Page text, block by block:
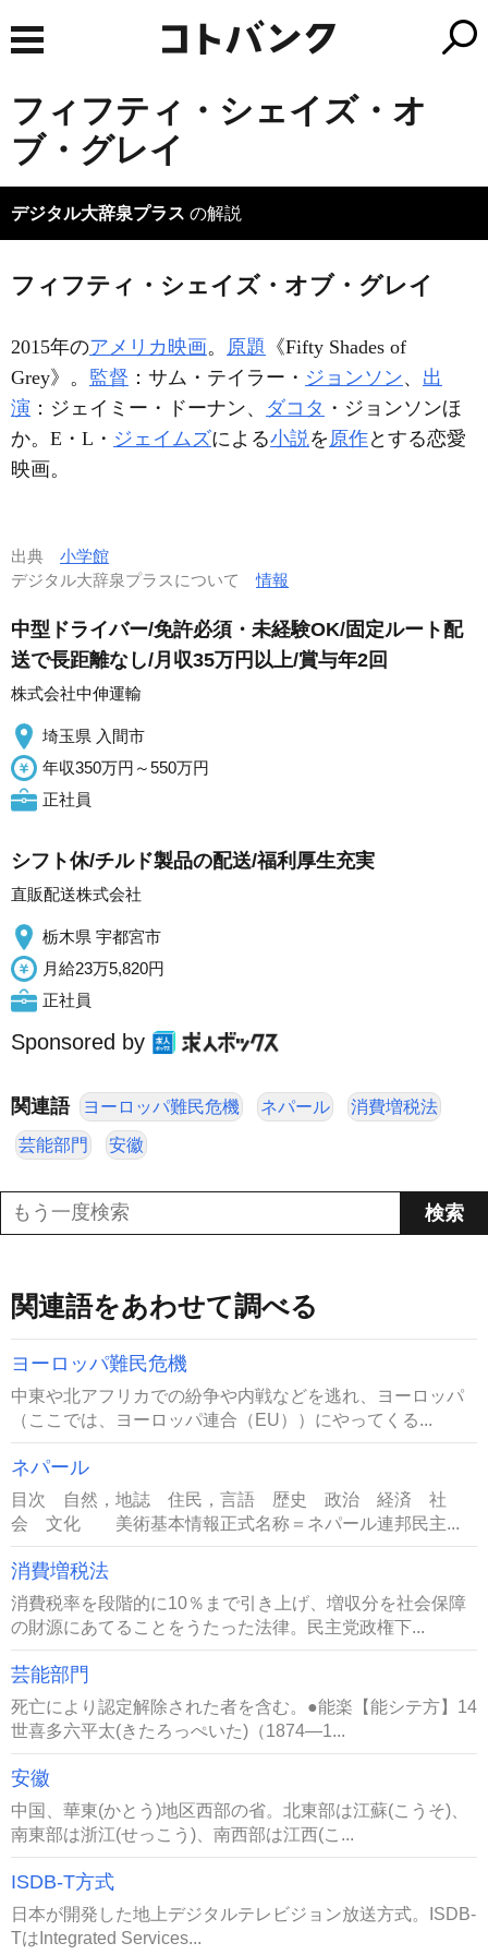
フィフティ・シェイズ・オ
ブ・グレイ
デジタル大辞泉プラス の解説
フィフティ・シェイズ・オブ・グレイ
2015年のアメリカ映画。 原題 《Fifty Shades of
Grey》。 監督 ：サム・テイラー・ ジョンソン、 出
演 ：ジェイミー・ドーナン、 ダコタ ・ジョンソンほ
か。E・L・ ジェイムズによる小説を 原作とする恋愛
映画。
出典 小学館
デジタル大辞泉プラスについて情報
中型ドライバー/免許必須・未経験OK/固定ルート配
送で長距離なし/月収35万円以上/賞与年2回
株式会社中伸運輸
埼玉県 入間市
年収350万円～550万円
正社員
シフト休/チルド製品の配送/福利厚生充実
直販配送株式会社
栃木県 宇都宮市
月給23万5,820円
正社員
Sponsored by
関連語 ヨーロッパ難民危機 ネパール 消費増税法
芸能部門 安徽
関連語をあわせて調べる
ヨーロッパ難民危機
中東や北アフリカでの紛争や内戦などを逃れ、ヨーロッパ
（ここでは、ヨーロッパ連合（EU））にやってくる...
ネパール
目次 自然，地誌 住民，言語 歴史 政治 経済 社
会 文化 美術基本情報正式名称＝ネパール連邦民主...
消費増税法
消費税率を段階的に10％まで引き上げ、増収分を社会保障
の財源にあてることをうたった法律。民主党政権下...
芸能部門
死亡により認定解除された者を含む。●能楽【能シテ方】14
世喜多六平太(きたろっぺいた)（1874―1...
安徽
中国、華東(かとう)地区西部の省。北東部は江蘇(こうそ)、
南東部は浙江(せっこう)、南西部は江西(こ...
ISDB-T方式
日本が開発した地上デジタルテレビジョン放送方式。ISDB-
TはIntegrated Services...